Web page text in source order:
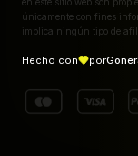
únicamente con fines
implica ningún tipo de
Hecho con por